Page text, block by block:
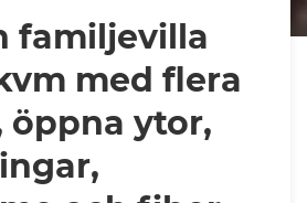
familjevilla
med flera
öppna ytor,